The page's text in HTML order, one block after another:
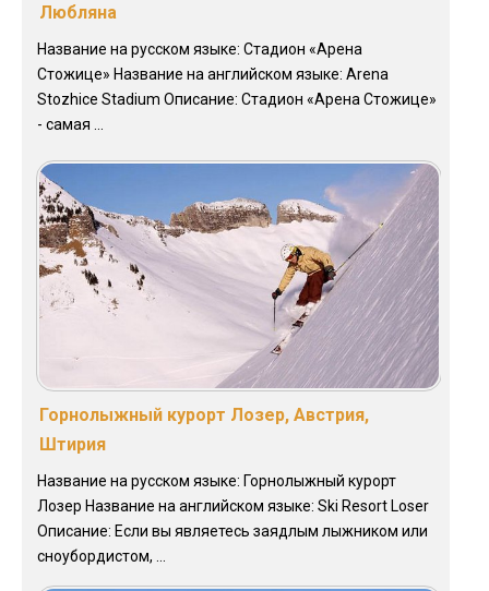
Любляна
Название на русском языке: Стадион «Арена
Стожице» Название на английском языке: Arena
Stozhice Stadium Описание: Стадион «Арена Стожице»
- самая ...
Горнолыжный курорт Лозер, Австрия,
Штирия
Название на русском языке: Горнолыжный курорт
Лозер Название на английском языке: Ski Resort Loser
Описание: Если вы являетесь заядлым лыжником или
сноубордистом, ...